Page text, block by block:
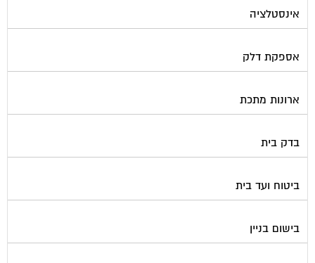
אינסטלציה
אספקת דלק
ארונות מתכת
בדק בית
ביטוח ועד בית
בישום בניין